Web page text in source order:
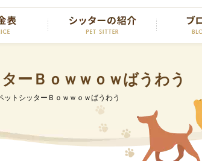
ーＢｏｗｗｏｗばうわう
トシッターＢｏｗｗｏｗばうわう